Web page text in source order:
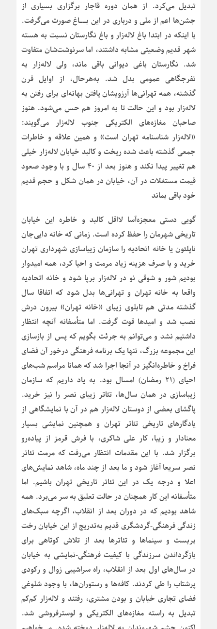
تبدیل می‌کرد. از همان دوره قاجار برگزاری بسیاری از
جشن‌ها اعم از ملی و درباری در این بــاغ صورت می‌گرفت.
با اینکه در ابتدا باغ لاله‌زار و باغ نگارستان نسبت به هسته
شهر قدیم وضعیتی مشابه داشتند، اما سرنوشت‌شان متفاوت
شد. نگارستان باغی دیوانی باقی ماند، ولی لاله‌زار به
تفرجگاهی عمومی بدل شد. به‌هرحال، از اوایل قرن
گذشته، همه تهرانی‌ها آرزویشان یافتن بهانه‌ای برای رفتن به
لاله‌زار بود و این حالت تا به امروز هم حس می‌شود. هنوز
صاحبان مغازه‌های الکتریکی جنوب لاله‌زار می‌گویند:
«لاله‌زار شناسنامه تهران است» و همین علاقه و خاطرات
جمعی گذشته باعث شده ریخت و کالبد خیابان لاله‌زار خیلی
هم تغییر پیدا نکند و هنوز بعد از ۴۰ سال و با وجود صعود
قیمت مستغلات در آن، خیابان در همان شکل و حجم قدیم
خود باقی بماند
گویی دستی معجزه‌آسا لااقل کالبد و خاطره این خیابان
تاریخی شهرمان را حفظ کرده است. زمانی که خانه دایی‌جان
ناپلئون یا خانه اتحادیه را سازمان زیباسازی شهرداری تهران
خرید و با صرف هزینه زیاد مرمت و احیا کرد، همه امیدوار
بودیم شور و شوقی نو در لاله‌زار برپا شود و خانه اتحادیه
واقعا به خانه تهران و تهرانی‌ها بدل شود که اتفاقا سال
گذشته مدتی هم تابلوی زیبای «خانه تهران» بیرون درش
نصب شد و امیدها قوت گرفت. اما متأسفانه آنچه انتظار
داشتیم نشد و می‌توانم به جرئت بگویم که پس از بازسازی
این مجموعه بزرگ، تنها یک برنامه فرهنگی درخور آن فضای
فراخ و خاطره‌انگیز در آنجا اجرا شد که همانا مراسم شب‌های
احیای (۲۱ رمضان) امسال بود. به یاد داریم که سازمان
زیباسازی در همان سال‌ها، تئاتر زیبای نصر را نیز خرید.
پاگشای بعضی از دوستان لاله‌زار هم در آن با نمایشگاهی از
یادگارهای تاریخی تئاتر تهران و همچنین نمایشی بسیار
معنادار و زیبا، کار علی شاکری، با فرش قرمز از پیاده‌رو
برگزار شد. با این مقدمات انتظار می‌رفت که مرمت تئاتر
نصر سریعا آغاز شود و ما بعد از چند ماه، شاهد نمایش‌های
اعلا و درجه یک در این تئاتر تاریخی تهران باشیم. اما
متأسفانه این کار همچنان در حالت تعلیق به سر می‌برد. همه
شاهد بودیم که در دوران بعد از انقلاب، اگرچه سبک‌های
زندگی فرهنگی-گردشگری قدیم به‌تدریج از این خیابان رخت
بربست و سینماها و تئاترها بعد از تلاش کوتاهی برای
بازگرداندن سرزندگی با کیفیت فرهنگی-نمایشی به خیابان
در سال‌های اول بعد از انقلاب، راه سراشیبی زوال و رکودی
پرشتاب را طی کردند. کافه‌ها و رستوران‌ها، با وجود شلوغی
فضای تجاری خیابان و بودن مشتری، رفتند و لاله‌زار کم‌کم
تبدیل به راسته مغازه‌های الکتریکی و لوسترفروشی شد.